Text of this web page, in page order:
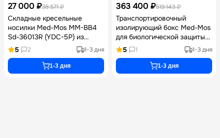
27 000 ₽38 571 ₽
Складные кресельные
носилки Med-Mos ММ-ВВ4
Sd-36013R (YDC-5P) из
алюминиевого сплава с
гусеничными полозьями для
лестниц, колесами и
нагрузкой до 160 кг
5 2 1-3 дня
1-3 дня
363 400 ₽519 143 ₽
Транспортировочный
изолирующий бокс Med-Mos
для биологической защиты
пациентов с режимами
положительного и
отрицательного давления,
встроенным компрессором
5 1 1-3 дня
1-3 дня